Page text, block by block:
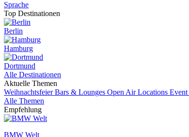
Sprache
Top Destinationen
Berlin
Hamburg
Dortmund
Alle Destinationen
Aktuelle Themen
WeihnachtsfeierBars & Lounges Open Air Locations Event
Alle Themen
Empfehlung
BMW Welt